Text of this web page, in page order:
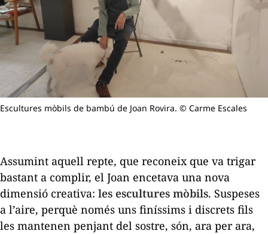
Escultures mòbils de bambú de Joan Rovira. © Carme Escales
Assumint aquell repte, que reconeix que va trigar
bastant a complir, el Joan encetava una nova
dimensió creativa: les escultures mòbils. Suspeses
a l’aire, perquè només uns finíssims i discrets fils
les mantenen penjant del sostre, són, ara per ara,